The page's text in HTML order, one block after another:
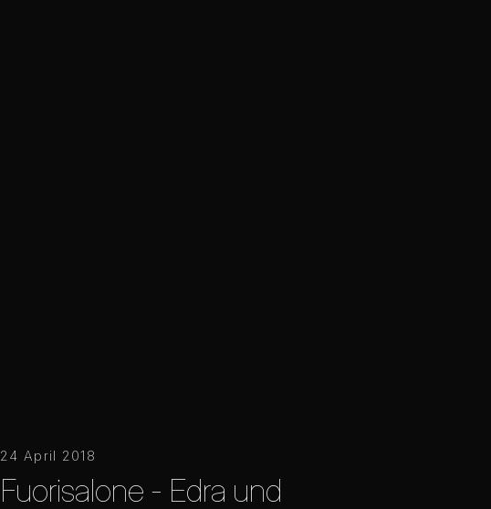
24 April 2018
Fuorisalone - Edra und